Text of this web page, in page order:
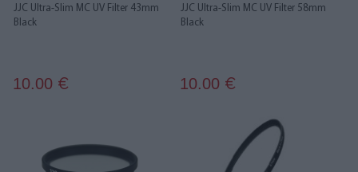
JJC Ultra-Slim MC UV Filter 43mm
Black
10.00 €
JJC Ultra-Slim MC UV Filter 58mm
Black
10.00 €